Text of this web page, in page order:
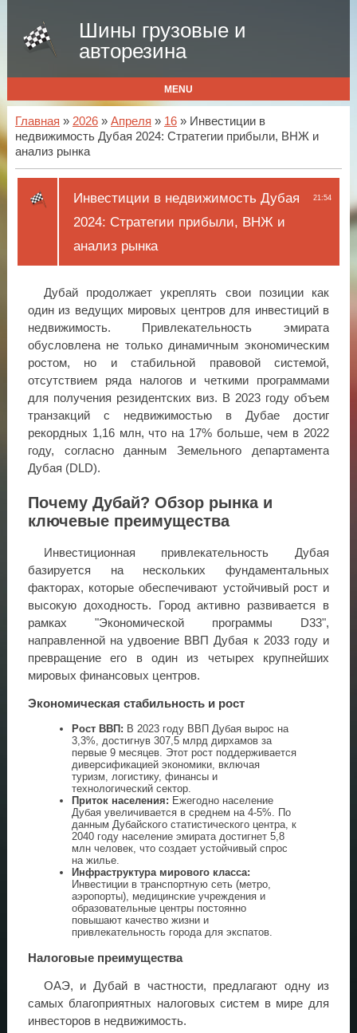
Шины грузовые и
авторезина
MENU
Главная » 2026 » Апреля » 16» Инвестиции в
недвижимость Дубая 2024: Стратегии прибыли, ВНЖ и
анализ рынка
21:54
Инвестиции в недвижимость Дубая
2024: Стратегии прибыли, ВНЖ и
анализ рынка
Дубай продолжает укреплять свои позиции как
один из ведущих мировых центров для инвестиций в
недвижимость. Привлекательность эмирата
обусловлена не только динамичным экономическим
ростом, но и стабильной правовой системой,
отсутствием ряда налогов и четкими программами
для получения резидентских виз. В 2023 году объем
транзакций с недвижимостью в Дубае достиг
рекордных 1,16 млн, что на 17% больше, чем в 2022
году, согласно данным Земельного департамента
Дубая (DLD).
Почему Дубай? Обзор рынка и
ключевые преимущества
Инвестиционная привлекательность Дубая
базируется на нескольких фундаментальных
факторах, которые обеспечивают устойчивый рост и
высокую доходность. Город активно развивается в
рамках "Экономической программы D33",
направленной на удвоение ВВП Дубая к 2033 году и
превращение его в один из четырех крупнейших
мировых финансовых центров.
Экономическая стабильность и рост
Рост ВВП: В 2023 году ВВП Дубая вырос на
3,3%, достигнув 307,5 млрд дирхамов за
первые 9 месяцев. Этот рост поддерживается
диверсификацией экономики, включая
туризм, логистику, финансы и
технологический сектор.
Приток населения: Ежегодно население
Дубая увеличивается в среднем на 4-5%. По
данным Дубайского статистического центра, к
2040 году население эмирата достигнет 5,8
млн человек, что создает устойчивый спрос
на жилье.
Инфраструктура мирового класса:
Инвестиции в транспортную сеть (метро,
аэропорты), медицинские учреждения и
образовательные центры постоянно
повышают качество жизни и
привлекательность города для экспатов.
Налоговые преимущества
ОАЭ, и Дубай в частности, предлагают одну из
самых благоприятных налоговых систем в мире для
инвесторов в недвижимость.